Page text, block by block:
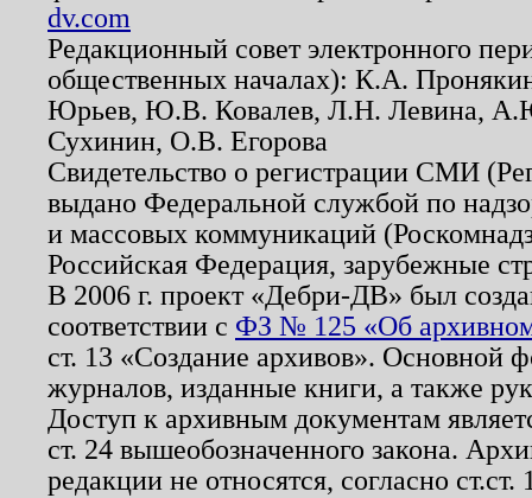
dv.com
Редакционный совет электронного
общественных началах): К.А.
Юрьев, Ю.В. Ковалев, Л.Н. Левина,
Сухинин, О.В. Егорова
Свидетельство о регистрации СМИ
выдано Федеральной службой по
и массовых коммуникаций
Российская Федерация, зарубежные
В 2006 г. проект «Дебри-ДВ» был
соответствии с ФЗ № 125 «Об
ст. 13 «Создание архивов». Основной
журналов, изданные книги, а также
Доступ к архивным документам
ст. 24 вышеобозначенного закона.
редакции не относятся, согласно